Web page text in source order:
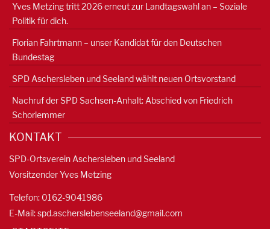
Yves Metzing tritt 2026 erneut zur Landtagswahl an – Soziale
Politik für dich.
Florian Fahrtmann – unser Kandidat für den Deutschen
Bundestag
SPD Aschersleben und Seeland wählt neuen Ortsvorstand
Nachruf der SPD Sachsen-Anhalt: Abschied von Friedrich
Schorlemmer
KONTAKT
SPD-Ortsverein Aschersleben und Seeland
Vorsitzender Yves Metzing
Telefon: 0162-9041986
E-Mail:spd.ascherslebenseeland@gmail.com